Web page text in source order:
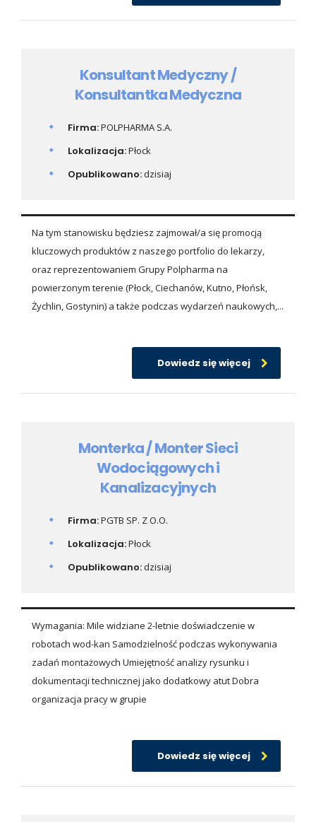
Konsultant Medyczny /
Konsultantka Medyczna
Firma:POLPHARMA S.A.
Lokalizacja:Płock
Opublikowano:dzisiaj
Na tym stanowisku będziesz zajmował/a się promocją
kluczowych produktów z naszego portfolio do lekarzy,
oraz reprezentowaniem Grupy Polpharma na
powierzonym terenie (Płock, Ciechanów, Kutno, Płońsk,
Żychlin, Gostynin) a także podczas wydarzeń naukowych,...
Dowiedz się więcej
Monterka / Monter Sieci
Wodociągowych i
Kanalizacyjnych
Firma:PGTB SP. Z O.O.
Lokalizacja:Płock
Opublikowano:dzisiaj
Wymagania: Mile widziane 2-letnie doświadczenie w
robotach wod-kan Samodzielność podczas wykonywania
zadań montażowych Umiejętność analizy rysunku i
dokumentacji technicznej jako dodatkowy atut Dobra
organizacja pracy w grupie
Dowiedz się więcej